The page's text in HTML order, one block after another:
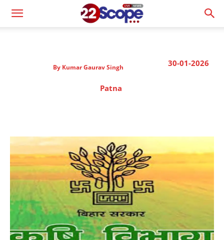
30-01-2026
By Kumar Gaurav Singh
Patna